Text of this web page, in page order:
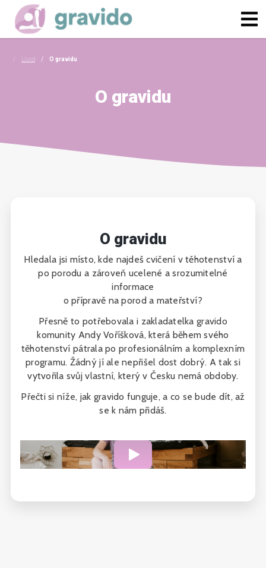
Úvod O gravidu
O gravidu
O gravidu
Hledala jsi místo, kde najdeš cvičení v těhotenství a
po porodu a zároveň ucelené a srozumitelné
informace
o přípravě na porod a mateřství?
Přesně to potřebovala i zakladatelka gravido
komunity Andy Voříšková, která během svého
těhotenství pátrala po profesionálním a komplexním
programu. Žádný jí ale nepřišel dost dobrý. A tak si
vytvořila svůj vlastní, který v Česku nemá obdoby.
Přečti si níže, jak gravido funguje, a co se bude dít, až
se k nám přidáš.